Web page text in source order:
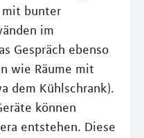
mit bunter
im
Gespräch ebenso
wie Räume mit
dem Kühlschrank).
können
entstehen. Diese